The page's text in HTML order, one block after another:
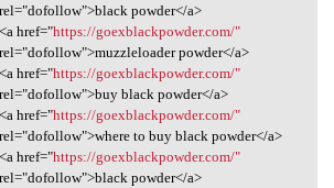
rel="dofollow">black powder</a>
<a href="https://goexblackpowder.com/"
rel="dofollow">muzzleloader powder</a>
<a href="https://goexblackpowder.com/"
rel="dofollow">buy black powder</a>
<a href="https://goexblackpowder.com/"
rel="dofollow">where to buy black powder</a>
<a href="https://goexblackpowder.com/"
rel="dofollow">black powder</a>